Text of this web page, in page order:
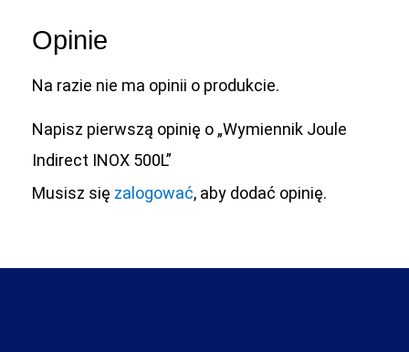
Opinie
Na razie nie ma opinii o produkcie.
Napisz pierwszą opinię o „Wymiennik Joule
Indirect INOX 500L”
Musisz się zalogować, aby dodać opinię.